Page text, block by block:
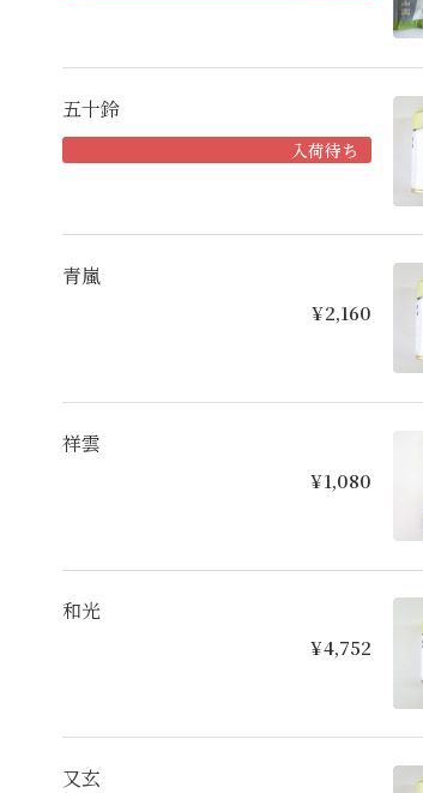
五十鈴
入荷待ち
青嵐
¥2,160
祥雲
¥1,080
和光
¥4,752
又玄